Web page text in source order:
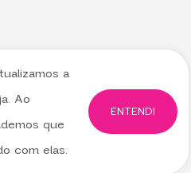
melhor
analisar
site e
mais
melhor
analisar
site e
mais
a
Ao
que
com elas.
ENTENDI